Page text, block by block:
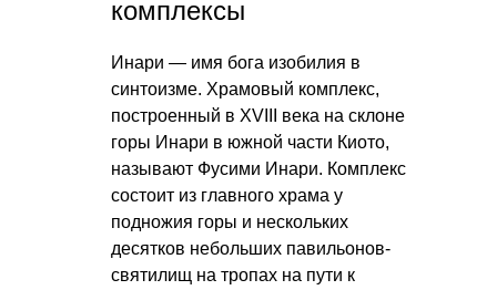
комплексы
Инари — имя бога изобилия в
синтоизме. Храмовый комплекс,
построенный в XVIII века на склоне
горы Инари в южной части Киото,
называют Фусими Инари. Комплекс
состоит из главного храма у
подножия горы и нескольких
десятков небольших павильонов-
святилищ на тропах на пути к